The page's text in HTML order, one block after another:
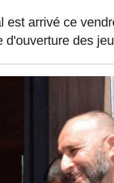
est arrivé ce
d'ouverture des